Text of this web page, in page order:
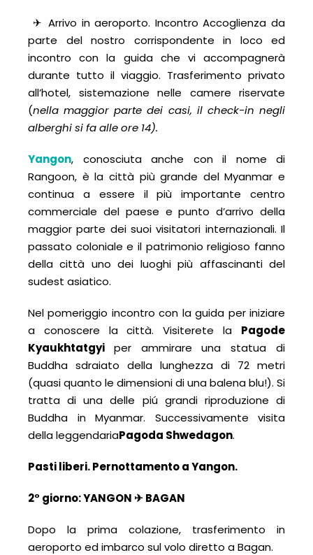
✈ Arrivo in aeroporto. Incontro Accoglienza da
parte del nostro corrispondente in loco ed
incontro con la guida che vi accompagnerà
durante tutto il viaggio. Trasferimento privato
all’hotel, sistemazione nelle camere riservate
(nella maggior parte dei casi, il check-in negli
alberghi si fa alle ore 14).
Yangon, conosciuta anche con il nome di
Rangoon, è la città più grande del Myanmar e
continua a essere il più importante centro
commerciale del paese e punto d’arrivo della
maggior parte dei suoi visitatori internazionali. Il
passato coloniale e il patrimonio religioso fanno
della città uno dei luoghi più affascinanti del
sudest asiatico.
Nel pomeriggio incontro con la guida per iniziare
a conoscere la città. Visiterete la Pagode
Kyaukhtatgyi per ammirare una statua di
Buddha sdraiato della lunghezza di 72 metri
(quasi quanto le dimensioni di una balena blu!). Si
tratta di una delle piú grandi riproduzione di
Buddha in Myanmar. Successivamente visita
della leggendariaPagoda Shwedagon.
Pasti liberi.Pernottamento a Yangon.
2° giorno:YANGON ✈ BAGAN
Dopo la prima colazione, trasferimento in
aeroporto ed imbarco sul volo diretto a Bagan.